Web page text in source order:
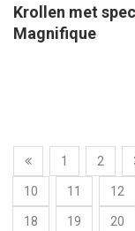
Krollen met
Magnifique
1 2
10 11 12
18 19 20